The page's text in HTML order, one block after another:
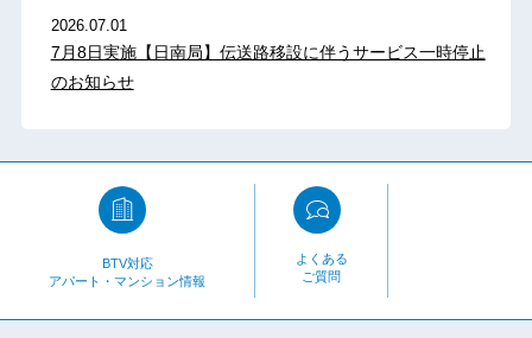
2026.07.01
7月8日実施【日南局】伝送路移設に伴うサービス一時停止
のお知らせ
BTV対応
アパート・マンション情報
よくある
ご質問